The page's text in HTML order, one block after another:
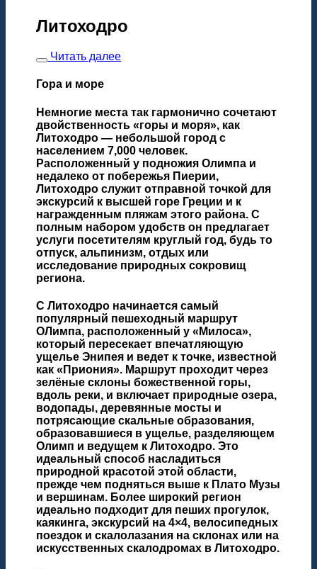
Литоходро
Читать далее
Гора и море
Немногие места так гармонично сочетают
двойственность «горы и моря», как
Литоходро — небольшой город с
населением 7,000 человек.
Расположенный у подножия Олимпа и
недалеко от побережья Пиерии,
Литоходро служит отправной точкой для
экскурсий к высшей горе Греции и к
награжденным пляжам этого района. С
полным набором удобств он предлагает
услуги посетителям круглый год, будь то
отпуск, альпинизм, отдых или
исследование природных сокровищ
региона.
С Литоходро начинается самый
популярный пешеходный маршрут
ОЛимпа, расположенный у «Милоса»,
который пересекает впечатляющую
ущелье Энипея и ведет к точке, известной
как «Приония». Маршрут проходит через
зелёные склоны божественной горы,
вдоль реки, и включает природные озера,
водопады, деревянные мосты и
потрясающие скальные образования,
образовавшиеся в ущелье, разделяющем
Олимп и ведущем к Литоходро. Это
идеальный способ насладиться
природной красотой этой области,
прежде чем подняться выше к Плато Музы
и вершинам. Более широкий регион
идеально подходит для пеших прогулок,
каякинга, экскурсий на 4×4, велосипедных
поездок и скалолазания на склонах или на
искусственных скалодромах в Литоходро.